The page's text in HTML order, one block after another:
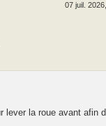
07 juil.
lever la roue avant afin